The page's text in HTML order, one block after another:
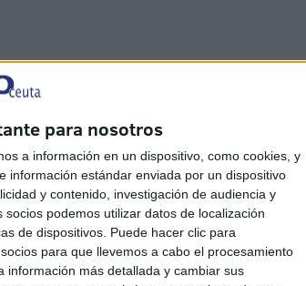
para nosotros
a información en un dispositivo, como cookies, y
información estándar enviada por un dispositivo
y contenido, investigación de audiencia y
podemos utilizar datos de localización
de dispositivos. Puede hacer clic para
para que llevemos a cabo el procesamiento
información más detallada y cambiar sus
del centro y a
usuarios,
necesarias
menores”.